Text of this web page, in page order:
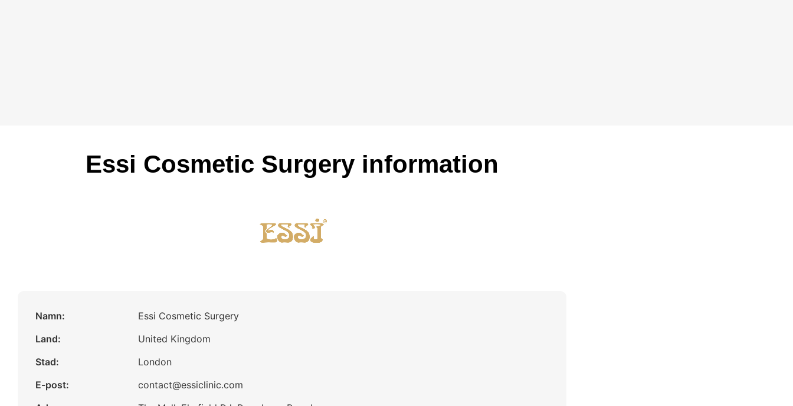
Essi Cosmetic Surgery information
Namn:
Land:
Stad:
E-post:
Essi Cosmetic Surgery
United Kingdom
London
contact@essiclinic.com